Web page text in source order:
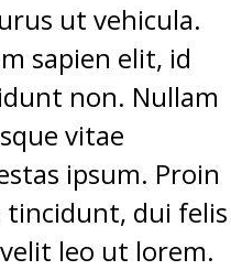
ut vehicula.
sapien elit, id
non. Nullam
vitae
ipsum. Proin
tincidunt, dui felis
leo ut lorem.